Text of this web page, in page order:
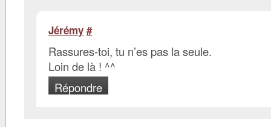
Jérémy #
Rassures-toi, tu n’es pas la seule.
Loin de là ! ^^
Répondre